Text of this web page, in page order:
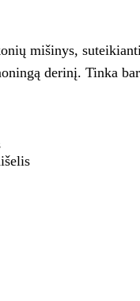
mišinys,
derinį. Tinka